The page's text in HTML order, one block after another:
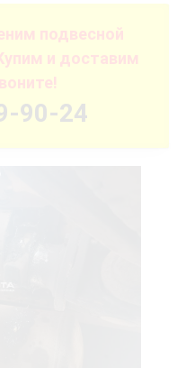
подвесной
и доставим
90-24